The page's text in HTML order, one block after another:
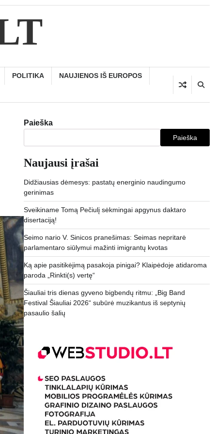
POLITIKA NAUJIENOS IŠ EUROPOS
Paieška
Paieška
Naujausi įrašai
Didžiausias dėmesys: pastatų energinio naudingumo
gerinimas
Sveikiname Tomą Pečiulį sėkmingai apgynus daktaro
disertaciją!
Seimo nario V. Sinicos pranešimas: Seimas nepritarė
parlamentaro siūlymui mažinti imigrantų kvotas
Ką apie pasitikėjimą pasakoja pinigai? Klaipėdoje atidaroma
paroda „Rinkti(s) vertę“
Šiauliai tris dienas gyveno bigbendų ritmu: „Big Band
Festival Šiauliai 2026“ subūrė muzikantus iš septynių
pasaulio šalių